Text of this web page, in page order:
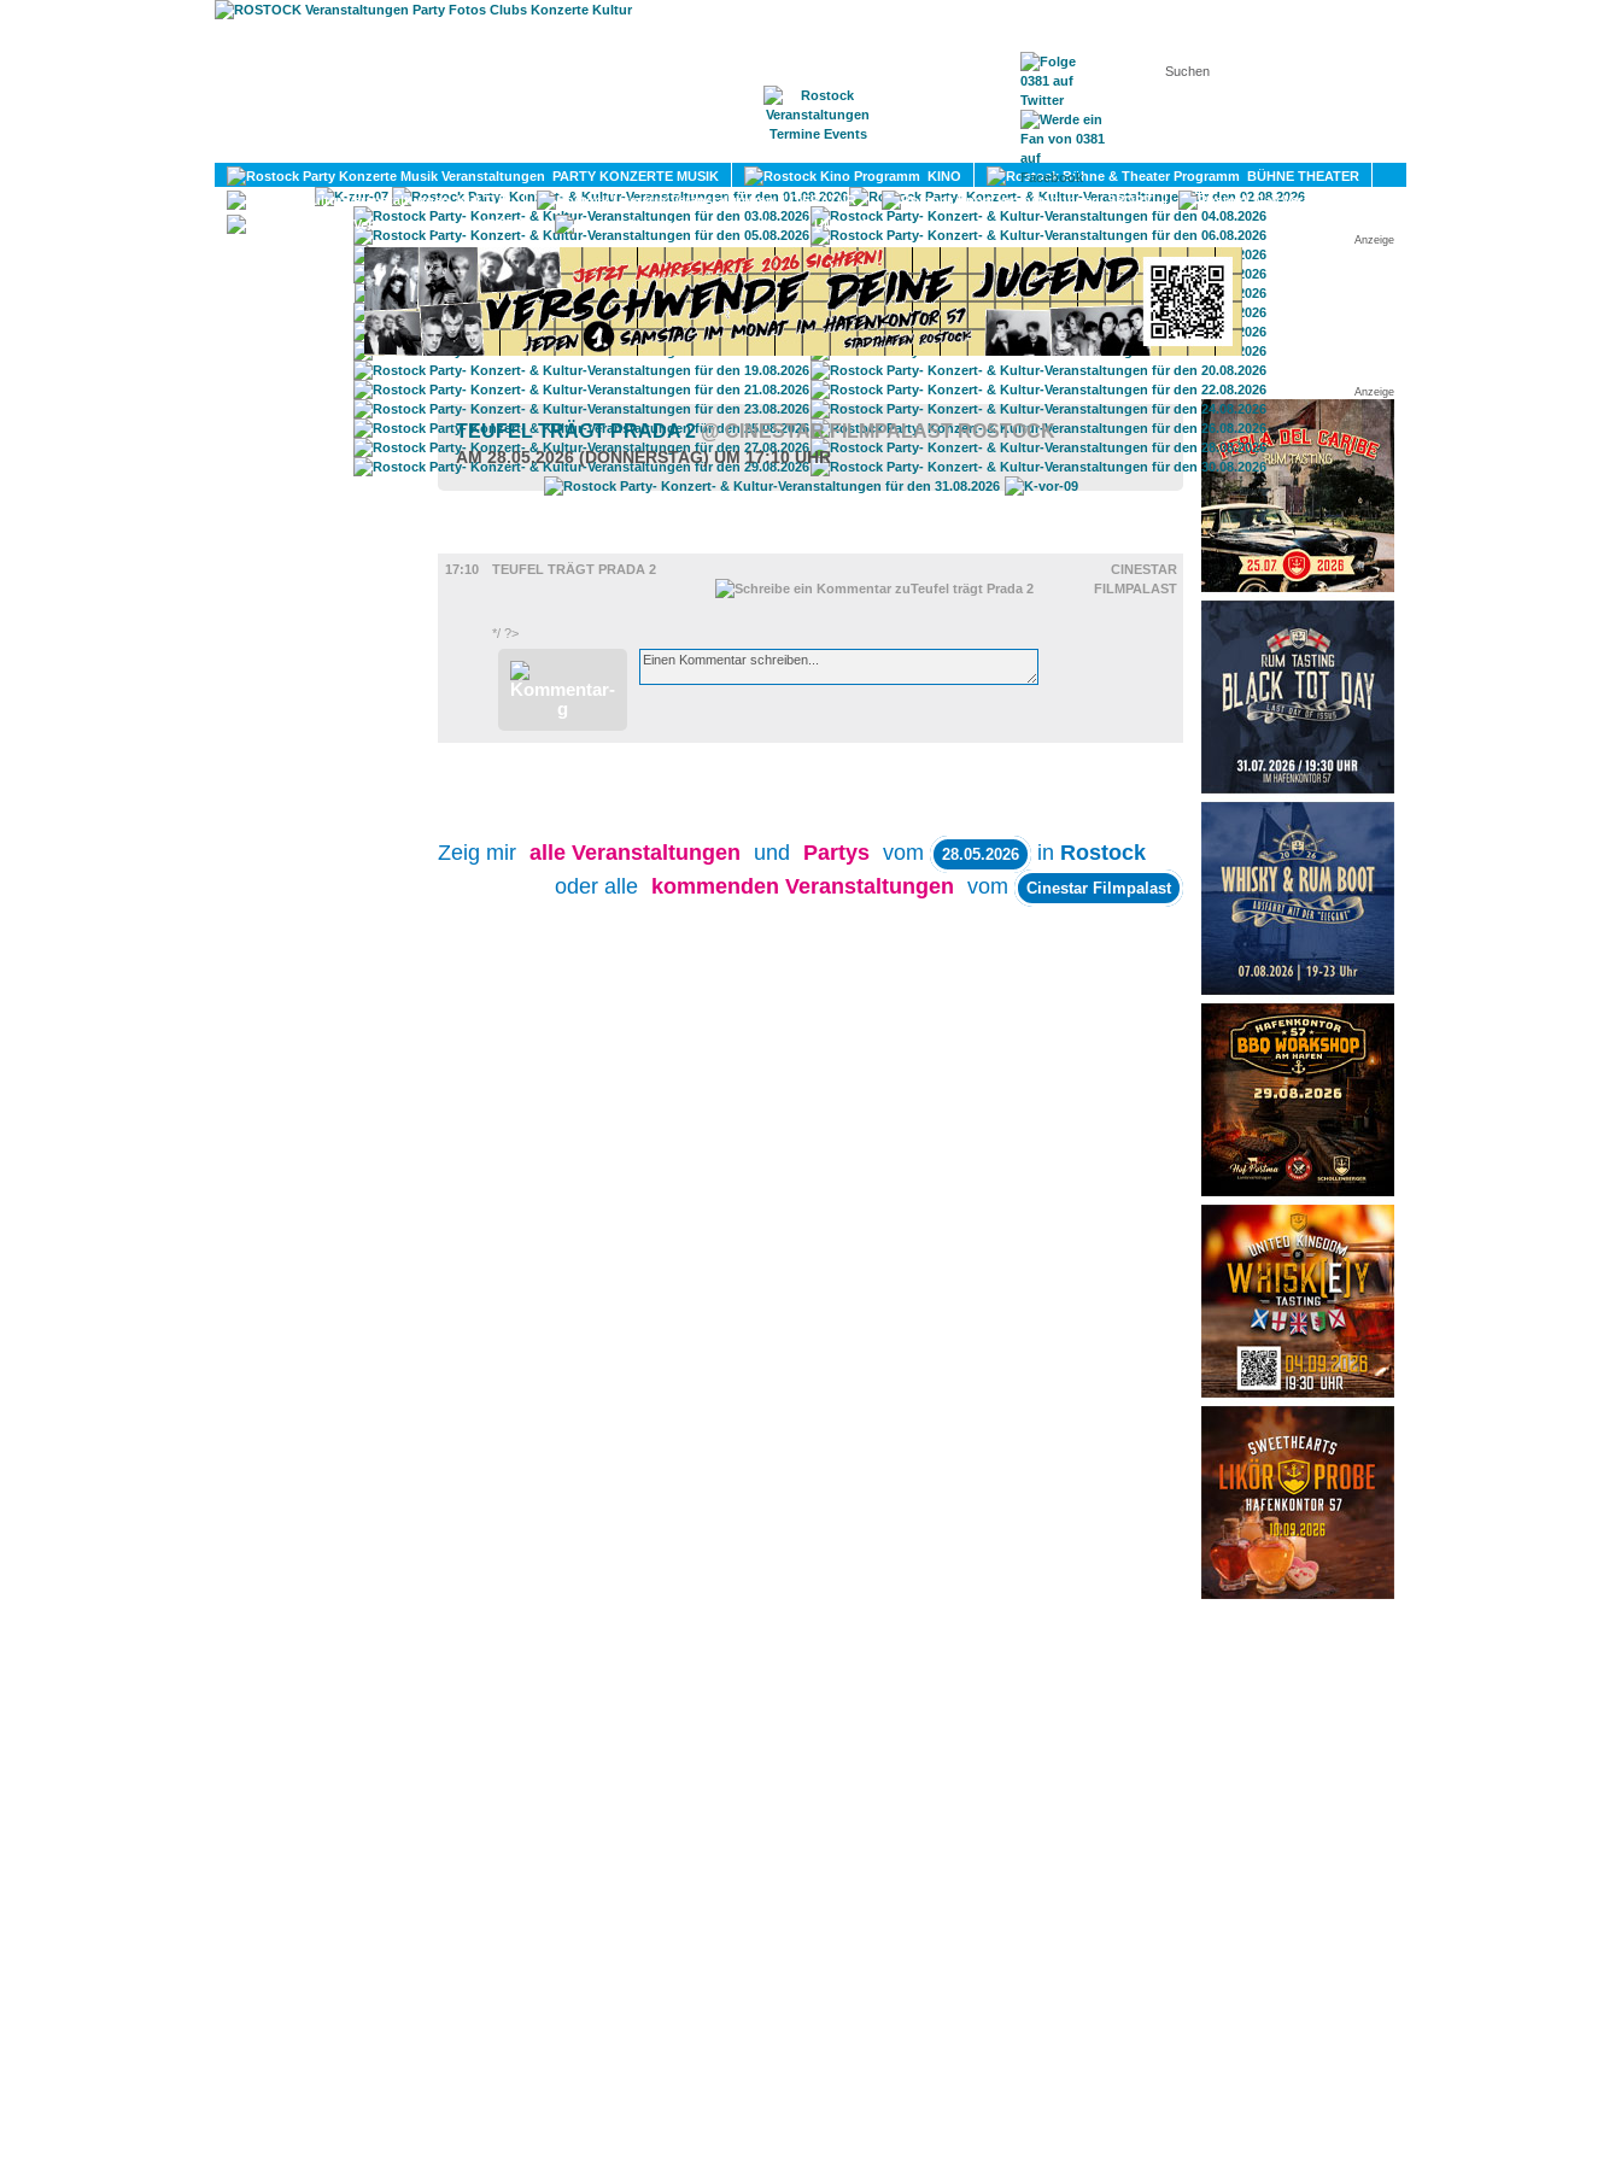
KONTAKT
PARTY KONZERTE MUSIK KINO
BÜHNE THEATER
KULTUR
LITERATUR SPORT
DIVERSES
UMLAND
Anzeige
Anzeige
TEUFEL TRÄGT PRADA 2@ CINESTAR FILMPALAST ROSTOCK
AM 28.05.2026 (DONNERSTAG) UM 17:10 UHR
17:10
TEUFEL TRÄGT PRADA 2
CINESTAR
FILMPALAST
*/ ?>
Zeig mir alle Veranstaltungen und Partys vom 28.05.2026 in Rostock
oder alle
kommenden Veranstaltungen vom Cinestar Filmpalast